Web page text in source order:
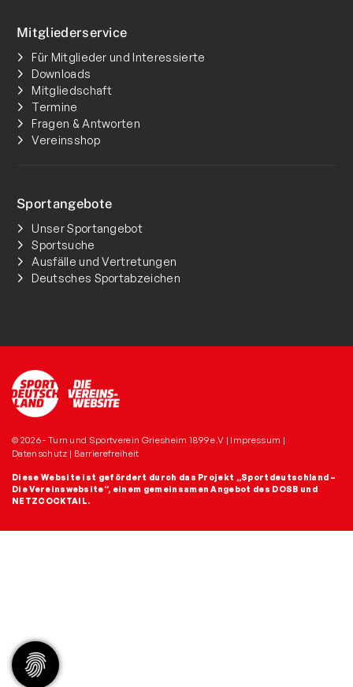
Mitgliederservice
Für Mitglieder und Interessierte
Downloads
Mitgliedschaft
Termine
Fragen & Antworten
Vereinsshop
Sportangebote
Unser Sportangebot
Sportsuche
Ausfälle und Vertretungen
Deutsches Sportabzeichen
© 2026 - Turn und Sportverein Griesheim 1899 e.V | Impressum |
Datenschutz | Barrierefreiheit
Diese Website ist gefördert durch das Projekt „Sportdeutschland –
Die Vereinswebsite”, einem gemeinsamen Angebot des DOSB und
NETZCOCKTAIL.